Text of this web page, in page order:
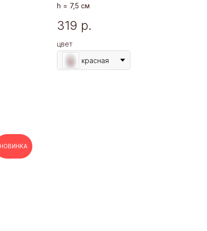
h = 7,5 см
319 р.
цвет
красная
НОВИНКА